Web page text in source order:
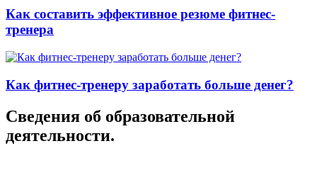
Как составить эффективное резюме фитнес-
тренера
Как фитнес-тренеру заработать больше денег?
Сведения об образовательной
деятельности.